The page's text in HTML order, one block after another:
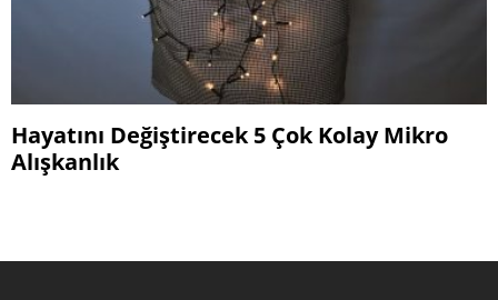
Hayatını Değiştirecek 5 Çok Kolay Mikro
Alışkanlık